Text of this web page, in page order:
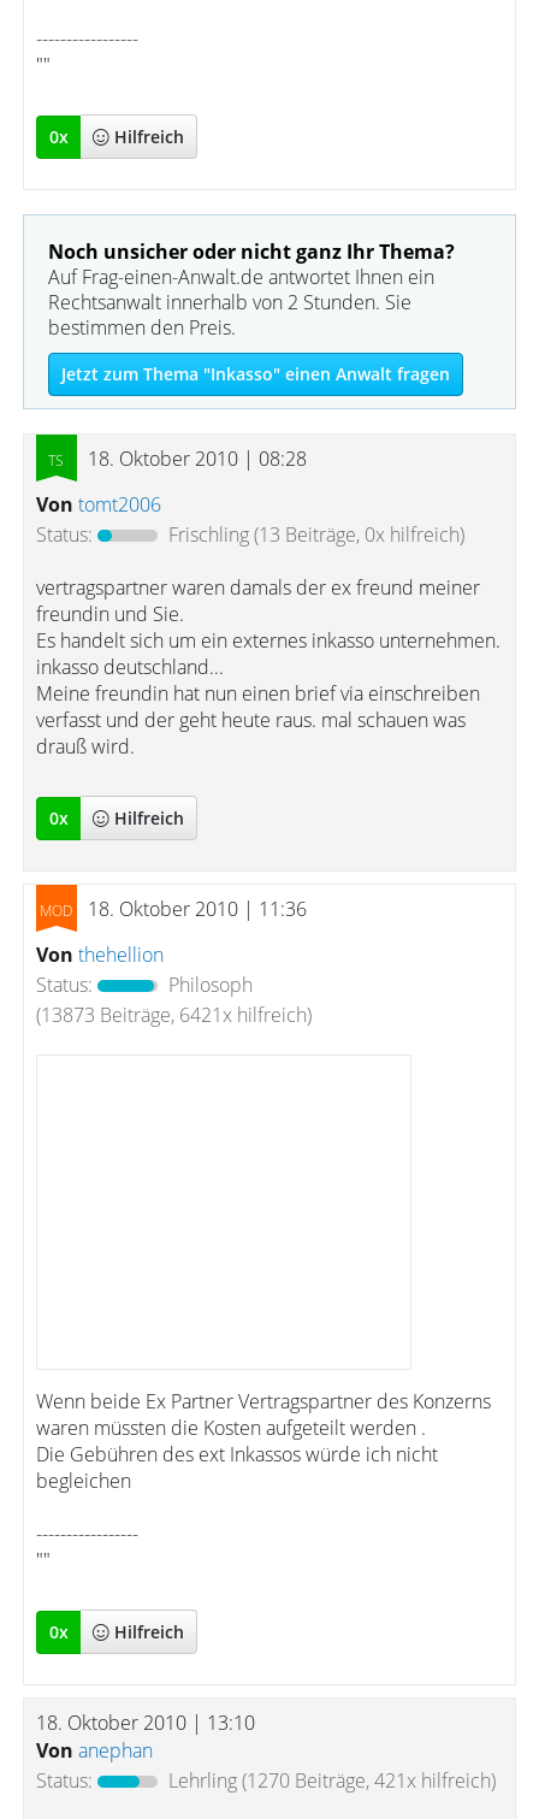
-----------------
""
0x Hilfreich
Noch unsicher oder nicht ganz Ihr Thema?
Auf Frag-einen-Anwalt.de antwortet Ihnen ein
Rechtsanwalt innerhalb von 2 Stunden. Sie
bestimmen den Preis.
Jetzt zum Thema "Inkasso" einen Anwalt fragen
18. Oktober 2010 | 08:28
Von tomt2006
Status:
Frischling(13 Beiträge, 0x hilfreich)
vertragspartner waren damals der ex freund meiner
freundin und Sie.
Es handelt sich um ein externes inkasso unternehmen.
inkasso deutschland...
Meine freundin hat nun einen brief via einschreiben
verfasst und der geht heute raus. mal schauen was
drauß wird.
0x Hilfreich
18. Oktober 2010 | 11:36
Von thehellion
Status:
Philosoph
(13873 Beiträge, 6421x hilfreich)
Wenn beide Ex Partner Vertragspartner des Konzerns
waren müssten die Kosten aufgeteilt werden .
Die Gebühren des ext Inkassos würde ich nicht
begleichen
-----------------
""
0x Hilfreich
18. Oktober 2010 | 13:10
Von anephan
Status:
Lehrling(1270 Beiträge, 421x hilfreich)